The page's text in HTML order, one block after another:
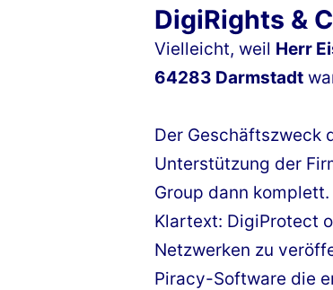
DigiRights &
Vielleicht, weil Herr
64283 Darmstadt
Der Geschäftszweck
Unterstützung der
Group dann komplett.
Klartext: DigiProtect
Netzwerken zu
Piracy-Software die